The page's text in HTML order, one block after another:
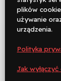
Rezerwuj

︁
plików
używanie
urządzenia.
Polityka
Jak